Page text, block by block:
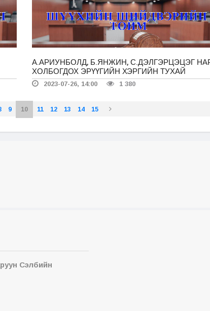
А.АРИУНБОЛД, Б.ЯНЖИН, С.ДЭЛГЭРЦЭЦЭГ
ХОЛБОГДОХ ЭРҮҮГИЙН ХЭРГИЙН ТУХАЙ
2023-07-26, 14:00 1 380
9 10 11 12 13 14 15
Сэлбийн